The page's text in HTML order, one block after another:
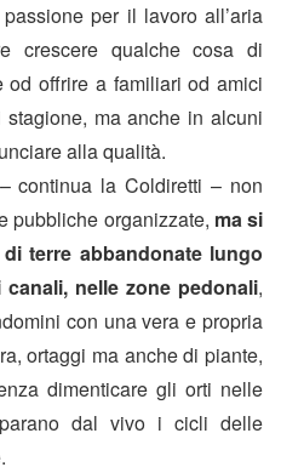
per il lavoro all’aria
crescere qualche cosa di
offrire a familiari od amici
ma anche in alcuni
alla qualità.
continua la Coldiretti – non
pubbliche organizzate, ma si
terre abbandonate lungo
nelle zone pedonali,
con una vera e propria
ortaggi ma anche di piante,
dimenticare gli orti nelle
dal vivo i cicli delle